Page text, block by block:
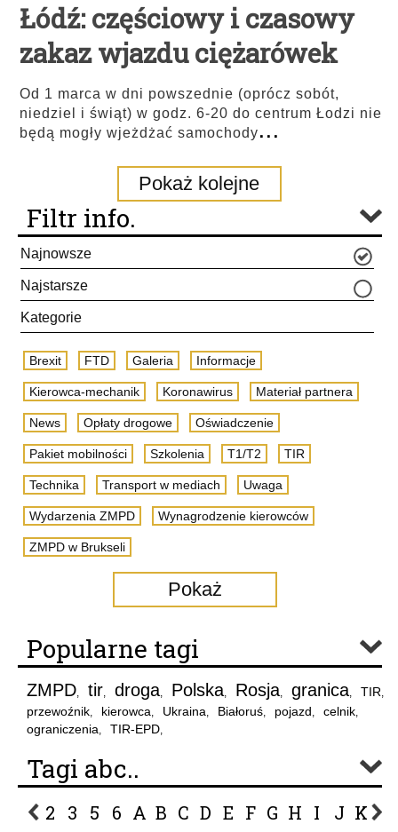
Łódź: częściowy i czasowy
zakaz wjazdu ciężarówek
Od 1 marca w dni powszednie (oprócz sobót,
niedziel i świąt) w godz. 6-20 do centrum Łodzi nie
będą mogły wjeżdżać samochody...
Pokaż kolejne
Filtr info.
Najnowsze
Najstarsze
Kategorie
Brexit FTD Galeria Informacje
Kierowca-mechanik Koronawirus Materiał partnera
News Opłaty drogowe Oświadczenie
Pakiet mobilności Szkolenia T1/T2 TIR
Technika Transport w mediach Uwaga
Wydarzenia ZMPD Wynagrodzenie kierowców
ZMPD w Brukseli
Pokaż
Popularne tagi
ZMPD, tir, droga, Polska, Rosja, granica, TIR,
przewoźnik, kierowca, Ukraina, Białoruś, pojazd, celnik,
ograniczenia, TIR-EPD,
Tagi abc..
2 3 5 6 A B C D E F G H I J K L